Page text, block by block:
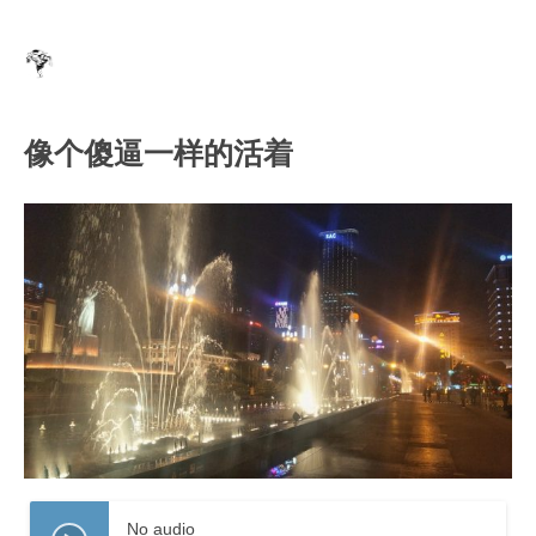
像个傻逼一样的活着
No audio